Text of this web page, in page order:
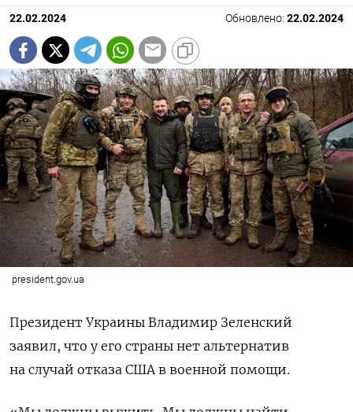
22.02.2024 Обновлено: 22.02.2024
president.gov.ua
Президент Украины Владимир Зеленский
заявил, что у его страны нет альтернатив
на случай отказа США в военной помощи.